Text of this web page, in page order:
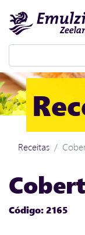
Receitas
Código: 2165